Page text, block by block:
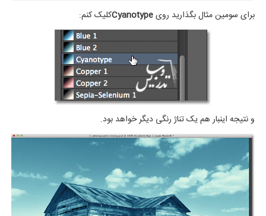
برای سومین مثال بگذارید رویCyanotypeکلیک کنم:
و نتیجه اینبار هم یک تناژ رنگی دیگر خواهد بود.